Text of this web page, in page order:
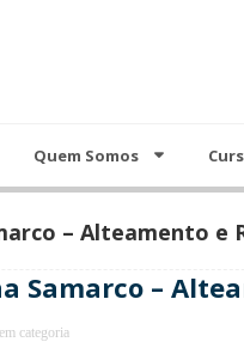
Quem Somos
– Alteamento e
Samarco –
categoria